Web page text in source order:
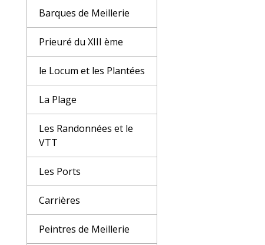
Barques de Meillerie
Prieuré du XIII ème
le Locum et les Plantées
La Plage
Les Randonnées et le
VTT
Les Ports
Carrières
Peintres de Meillerie